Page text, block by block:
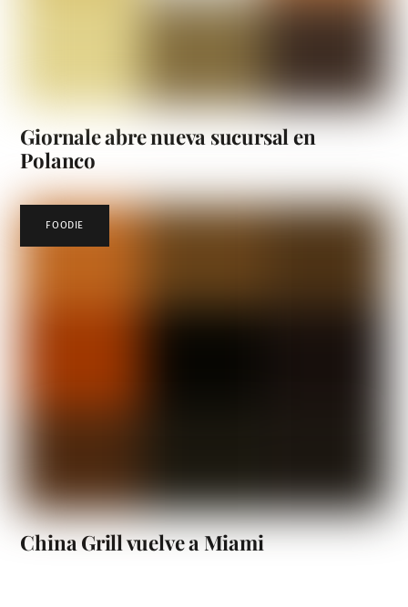
Giornale abre nueva sucursal en
Polanco
FOODIE
China Grill vuelve a Miami